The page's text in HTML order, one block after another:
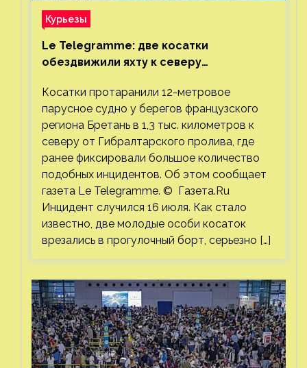
Курьезы
Le Telegramme: две косатки
обездвижили яхту к северу
Косатки протаранили 12-метровое
парусное судно у берегов французского
региона Бретань в 1,3 тыс. километров к
северу от Гибралтарского пролива, где
ранее фиксировали большое количество
подобных инцидентов. Об этом сообщает
газета Le Telegramme. © Газета.Ru
Инцидент случился 16 июля. Как стало
известно, две молодые особи косаток
врезались в прогулочный борт, серьезно […]